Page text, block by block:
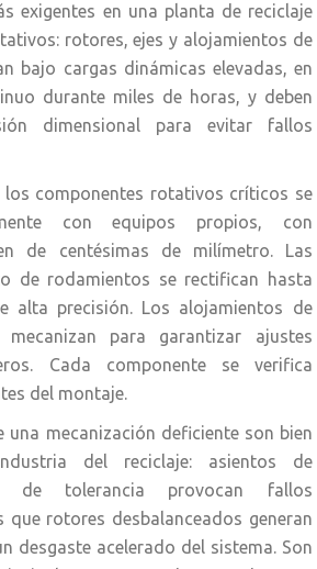
exigentes en una planta de reciclaje
rotores, ejes y alojamientos de
bajo cargas dinámicas elevadas, en
durante miles de horas, y deben
dimensional para evitar fallos
componentes rotativos críticos se
con equipos propios, con
de centésimas de milímetro. Las
de rodamientos se rectifican hasta
alta precisión. Los alojamientos de
para garantizar ajustes
Cada componente se verifica
del montaje.
una mecanización deficiente son bien
del reciclaje: asientos de
de tolerancia provocan fallos
que rotores desbalanceados generan
desgaste acelerado del sistema. Son